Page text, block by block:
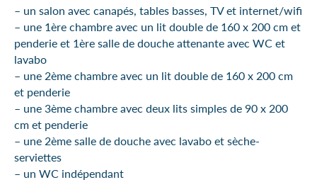
– un salon avec canapés, tables basses, TV et internet/wifi
– une 1ère chambre avec un lit double de 160 x 200 cm et
penderie et 1ère salle de douche attenante avec WC et
lavabo
– une 2ème chambre avec un lit double de 160 x 200 cm
et penderie
– une 3ème chambre avec deux lits simples de 90 x 200
cm et penderie
– une 2ème salle de douche avec lavabo et sèche-
serviettes
– un WC indépendant